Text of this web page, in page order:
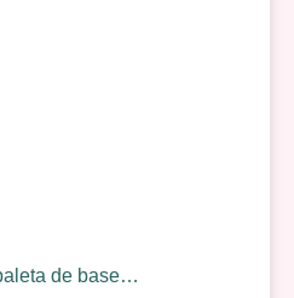
de base…